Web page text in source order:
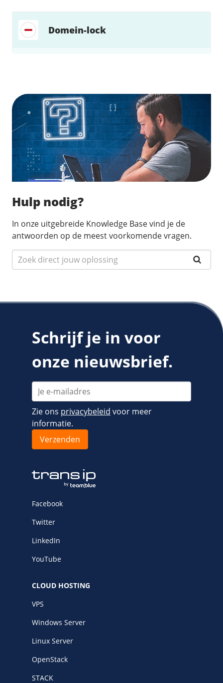
Domein-lock
Hulp nodig?
In onze uitgebreide Knowledge Base vind je de
antwoorden op de meest voorkomende vragen.
Schrijf je in voor
onze nieuwsbrief.
Zie ons privacybeleid voor meer
informatie.
Facebook
Twitter
LinkedIn
YouTube
CLOUD HOSTING
VPS
Windows Server
Linux Server
OpenStack
STACK